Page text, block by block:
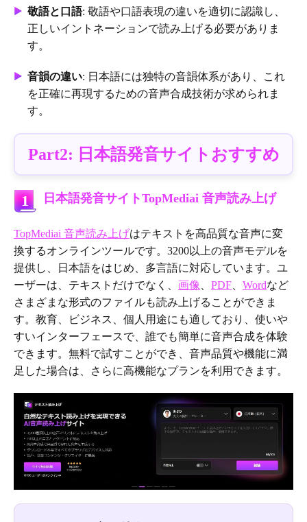
敬語と口語: 敬語や口語表現の違いを適切に認識し、
正しいイントネーションで読み上げる必要がありま
す。
音韻の違い: 日本語には独特の音韻体系があり、これ
を正確に再現するための音声合成技術が求められま
す。
Part2: 日本語発音サイトおすすめ
1 日本語発音サイトTopMediai 音声読み上げ
TopMediai 音声読み上げはテキストを高品質な音声に変
換するオンラインツールです。3200以上の音声モデルを
提供し、日本語をはじめ、多言語に対応しています。ユ
ーザーは、テキストだけでなく、 画像 PDF Wordなど
さまざまな形式のファイルも読み上げることができま
す。教育、ビジネス、個人用途にも適しており、使いや
すいインターフェースで、誰でも簡単に音声合成を体験
できます。無料で試すことができ、音声品質や機能に満
足した場合は、さらに高機能なプランを利用できます。